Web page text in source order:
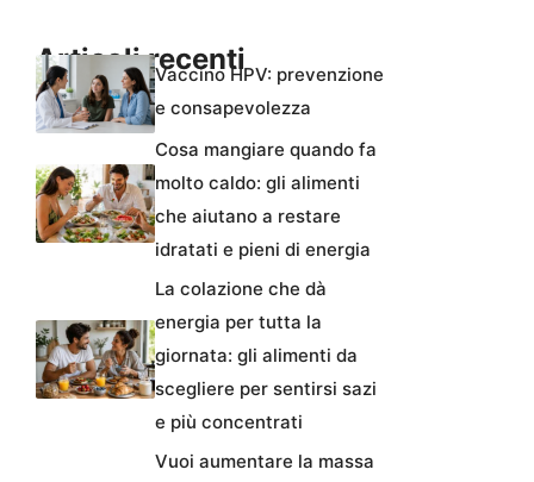
Articoli recentiVaccino HPV: prevenzione
e consapevolezza
Cosa mangiare quando fa
molto caldo: gli alimenti
che aiutano a restare
idratati e pieni di energia
La colazione che dà
energia per tutta la
giornata: gli alimenti da
scegliere per sentirsi sazi
e più concentrati
Vuoi aumentare la massa